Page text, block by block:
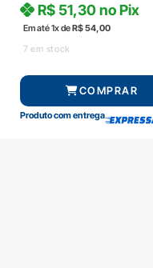
Em até 1x deR$54,00
R$51,30 no Pix
7 em stock
COMPRAR
Produto com entrega